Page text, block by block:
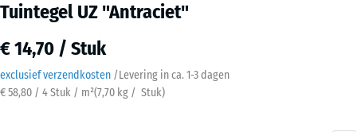
Tuintegel UZ "Antraciet"
€ 14,70 / Stuk
exclusief verzendkosten /Levering in ca. 1-3 dagen
€ 58,80 / 4 Stuk / m²(7,70 kg / Stuk)